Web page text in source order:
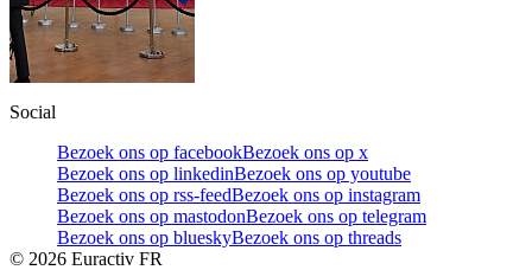
Social
Bezoek ons op facebookBezoek ons op x
Bezoek ons op linkedinBezoek ons op youtube
Bezoek ons op rss-feedBezoek ons op instagram
Bezoek ons op mastodonBezoek ons op telegram
Bezoek ons op blueskyBezoek ons op threads
© 2026 Euractiv FR